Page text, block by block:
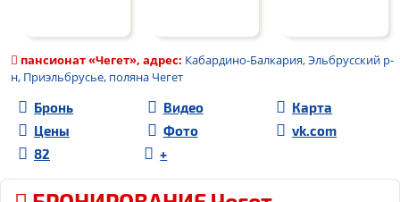
пансионат «Чегет», адрес: Кабардино-Балкария, Эльбрусский р-
н, Приэльбрусье, поляна Чегет
Бронь
Цены
Видео
Фото
Карта
vk.com
82
+